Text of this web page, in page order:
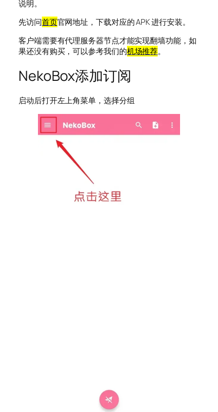
说明。
先访问首页官网地址，下载对应的 APK 进行安装。
客户端需要有代理服务器节点才能实现翻墙功能，如
果还没有购买，可以参考我们的机场推荐。
NekoBox添加订阅
启动后打开左上角菜单，选择分组